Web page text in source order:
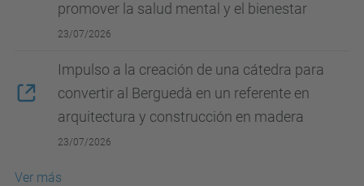
promover la salud mental y el bienestar
23/07/2026
Impulso a la creación de una cátedra para
convertir al Berguedà en un referente en
arquitectura y construcción en madera
23/07/2026
Ver más